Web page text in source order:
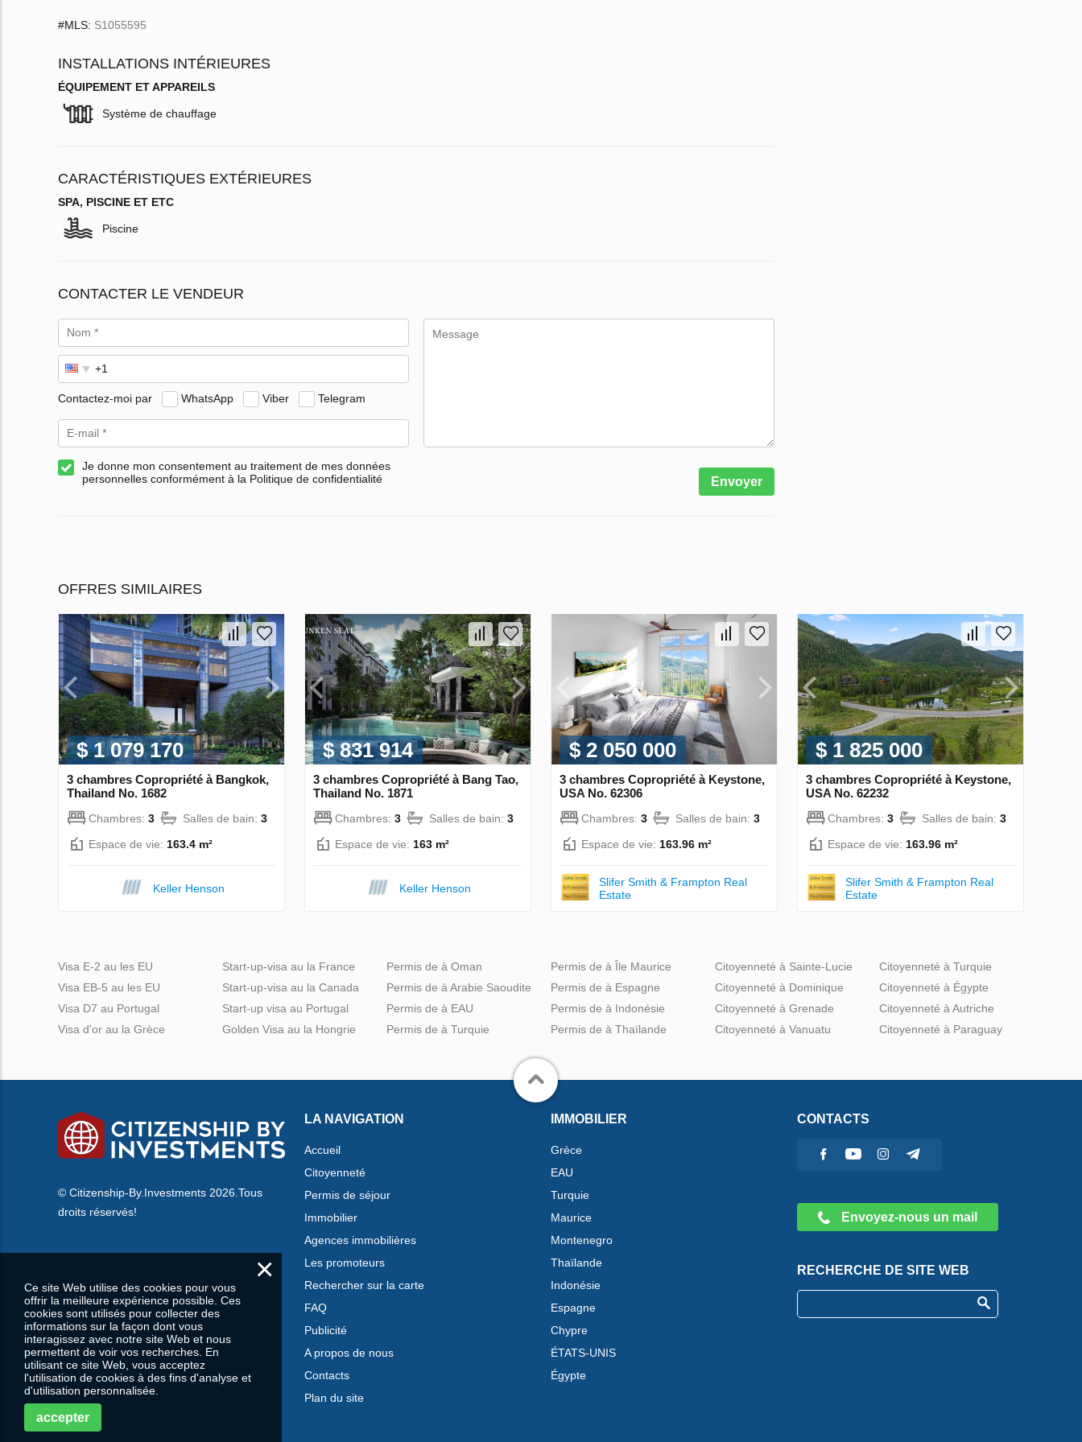
#MLS: S1055595
INSTALLATIONS INTÉRIEURES
ÉQUIPEMENT ET APPAREILS
Système de chauffage
CARACTÉRISTIQUES EXTÉRIEURES
SPA, PISCINE ET ETC
Piscine
CONTACTER LE VENDEUR
Contactez-moi par WhatsApp Viber Telegram
Je donne mon consentement au traitement de mes données
personnelles conformément à la Politique de confidentialité
Envoyer
OFFRES SIMILAIRES
$ 1 079 170
3 chambres Copropriété à Bangkok,
Thailand No. 1682
Chambres: 3 Salles de bain: 3
Espace de vie: 163.4 m²
Keller Henson
$ 831 914
3 chambres Copropriété à Bang Tao,
Thailand No. 1871
Chambres: 3 Salles de bain: 3
Espace de vie: 163 m²
Keller Henson
$ 2 050 000
3 chambres Copropriété à Keystone,
USA No. 62306
Chambres: 3 Salles de bain: 3
Espace de vie: 163.96 m²
Slifer Smith & Frampton Real
Estate
$ 1 825 000
3 chambres Copropriété à Keystone,
USA No. 62232
Chambres: 3 Salles de bain: 3
Espace de vie: 163.96 m²
Slifer Smith & Frampton Real
Estate
Visa E-2 au les EU
Visa EB-5 au les EU
Visa D7 au Portugal
Visa d'or au la Grèce
Start-up-visa au la France
Start-up-visa au la Canada
Start-up visa au Portugal
Golden Visa au la Hongrie
Permis de à Oman
Permis de à Arabie Saoudite
Permis de à EAU
Permis de à Turquie
Permis de à Île Maurice
Permis de à Espagne
Permis de à Indonésie
Permis de à Thaïlande
Citoyenneté à Sainte-Lucie
Citoyenneté à Dominique
Citoyenneté à Grenade
Citoyenneté à Vanuatu
Citoyenneté à Turquie
Citoyenneté à Égypte
Citoyenneté à Autriche
Citoyenneté à Paraguay
© Citizenship-By.Investments 2026.Tous
droits réservés!
LA NAVIGATION
Accueil
Citoyenneté
Permis de séjour
Immobilier
Agences immobilières
Les promoteurs
Rechercher sur la carte
FAQ
Publicité
A propos de nous
Contacts
Plan du site
IMMOBILIER
Grèce
EAU
Turquie
Maurice
Montenegro
Thaïlande
Indonésie
Espagne
Chypre
ÉTATS-UNIS
Égypte
CONTACTS
Envoyez-nous un mail
RECHERCHE DE SITE WEB
×
Ce site Web utilise des cookies pour vous
offrir la meilleure expérience possible. Ces
cookies sont utilisés pour collecter des
informations sur la façon dont vous
interagissez avec notre site Web et nous
permettent de voir vos recherches. En
utilisant ce site Web, vous acceptez
l'utilisation de cookies à des fins d'analyse et
d'utilisation personnalisée.
accepter